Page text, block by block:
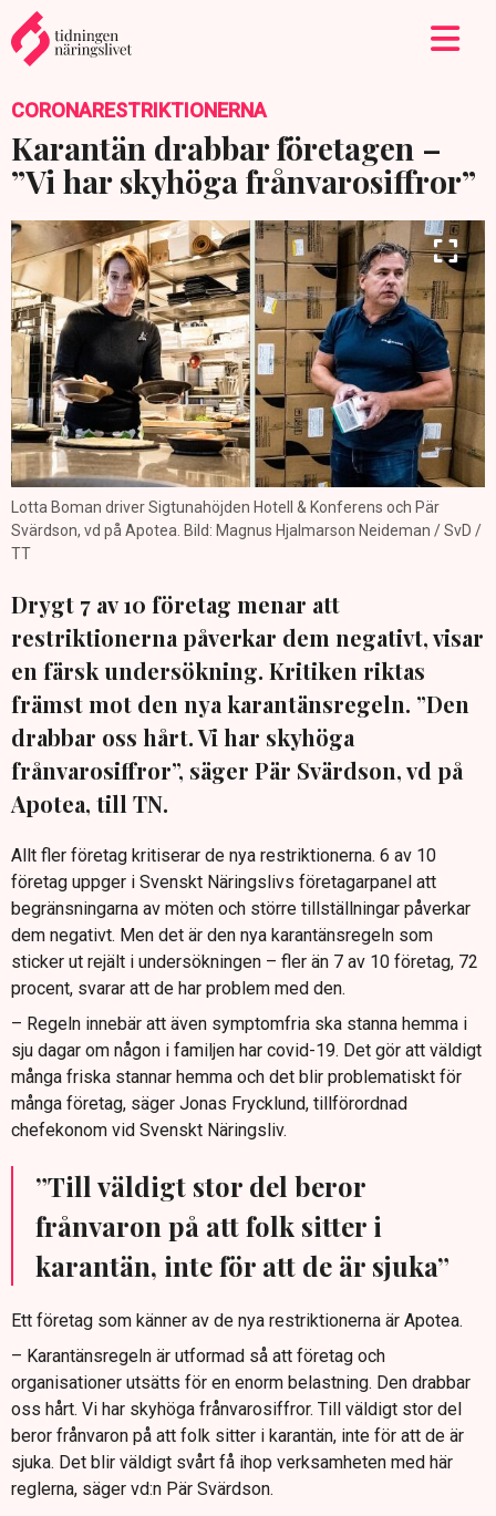
CORONARESTRIKTIONERNA
Karantän drabbar företagen –
”Vi har skyhöga frånvarosiffror”
Lotta Boman driver Sigtunahöjden Hotell & Konferens och Pär
Svärdson, vd på Apotea. Bild: Magnus Hjalmarson Neideman / SvD /
TT
Drygt 7 av 10 företag menar att
restriktionerna påverkar dem negativt, visar
en färsk undersökning. Kritiken riktas
främst mot den nya karantänsregeln. ”Den
drabbar oss hårt. Vi har skyhöga
frånvarosiffror”, säger Pär Svärdson, vd på
Apotea, till TN.
Allt fler företag kritiserar de nya restriktionerna. 6 av 10
företag uppger i Svenskt Näringslivs företagarpanel att
begränsningarna av möten och större tillställningar påverkar
dem negativt. Men det är den nya karantänsregeln som
sticker ut rejält i undersökningen – fler än 7 av 10 företag, 72
procent, svarar att de har problem med den.
– Regeln innebär att även symptomfria ska stanna hemma i
sju dagar om någon i familjen har covid-19. Det gör att väldigt
många friska stannar hemma och det blir problematiskt för
många företag, säger Jonas Frycklund, tillförordnad
chefekonom vid Svenskt Näringsliv.
”Till väldigt stor del beror
frånvaron på att folk sitter i
karantän, inte för att de är sjuka”
Ett företag som känner av de nya restriktionerna är Apotea.
– Karantänsregeln är utformad så att företag och
organisationer utsätts för en enorm belastning. Den drabbar
oss hårt. Vi har skyhöga frånvarosiffror. Till väldigt stor del
beror frånvaron på att folk sitter i karantän, inte för att de är
sjuka. Det blir väldigt svårt få ihop verksamheten med här
reglerna, säger vd:n Pär Svärdson.